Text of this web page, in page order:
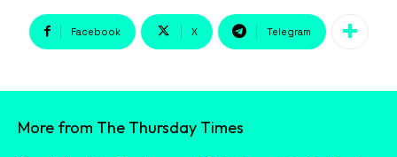
Facebook X Telegram
More from The Thursday Times